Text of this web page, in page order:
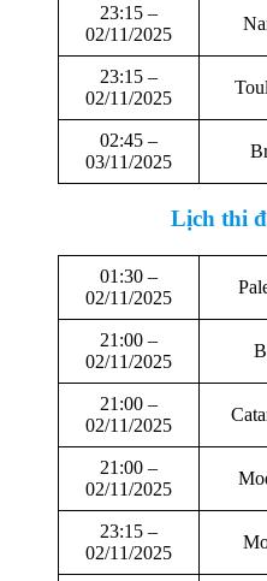
23:15 –
02/11/2025
23:15 –
02/11/2025
02:45 –
03/11/2025
Lịch thi
01:30 –
02/11/2025
21:00 –
02/11/2025
21:00 –
02/11/2025
21:00 –
02/11/2025
23:15 –
02/11/2025